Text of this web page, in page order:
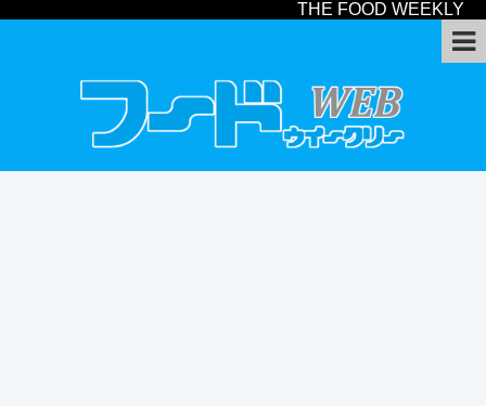
THE FOOD WEEKLY